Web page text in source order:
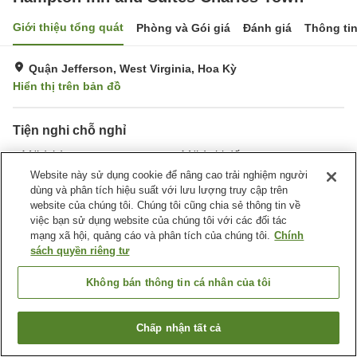
Giới thiệu tổng quát Phòng và Gói giá Đánh giá Thông
Quận Jefferson, West Virginia, Hoa Kỳ
Hiển thị trên bản đồ
Tiện nghi chỗ nghỉ
Nhà hàng
Nhà thi đấu
Hồ bơi ngoài trời
Hồ bơi trong nhà
Trang chủ Hoa Kỳ West Virginia
Quận Jefferson
Hampton Inn and Suites Charles Town
Tìm phòng trống
Website này sử dụng cookie để nâng cao trải nghiệm người
dùng và phân tích hiệu suất với lưu lượng truy cập trên
website của chúng tôi. Chúng tôi cũng chia sẻ thông tin về
việc bạn sử dụng website của chúng tôi với các đối tác
mạng xã hội, quảng cáo và phân tích của chúng tôi. Chính
sách quyền riêng tư
Không bán thông tin cá nhân của tôi
Chấp nhận tất cả